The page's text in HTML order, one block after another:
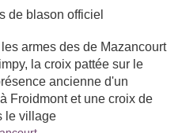
de blason officiel
armes des de Mazancourt
la croix pattée sur le
ancienne d'un
Froidmont et une croix de
le village